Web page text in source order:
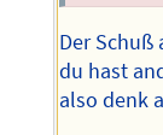
Der Schuß
du hast
also denk